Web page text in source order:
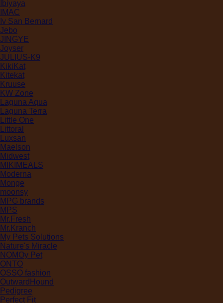
Ibiyaya
IMAC
Iv San Bernard
Jebo
JINGYE
Joyser
JULIUS-K9
KikiKat
Kitekat
Kruuse
KW Zone
Laguna Aqua
Laguna Terra
Little One
Littoral
Luxsan
Maelson
Midwest
MIKIMEALS
Moderna
Monge
moonsy
MPG brands
MPS
Mr.Fresh
Mr.Kranch
My Pets Solutions
Nature's Miracle
NOMOy Pet
ONTO
OSSO fashion
OutwardHound
Pedigree
Perfect Fit